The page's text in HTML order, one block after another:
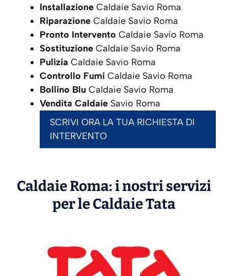
Installazione Caldaie Savio Roma
Riparazione Caldaie Savio Roma
Pronto Intervento Caldaie Savio Roma
Sostituzione Caldaie Savio Roma
Pulizia Caldaie Savio Roma
Controllo Fumi Caldaie Savio Roma
Bollino Blu Caldaie Savio Roma
Vendita Caldaie Savio Roma
SCRIVI ORA LA TUA RICHIESTA DI
INTERVENTO
Caldaie Roma: i nostri servizi
per le CaldaieTata